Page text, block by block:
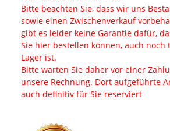
Bitte beachten Sie, dass wir uns
sowie einen Zwischenverkauf
gibt es leider keine Garantie dafür,
Sie hier bestellen können, auch noch
Lager ist.
Bitte warten Sie daher vor einer
unsere Rechnung. Dort aufgeführte
auch definitiv für Sie reserviert